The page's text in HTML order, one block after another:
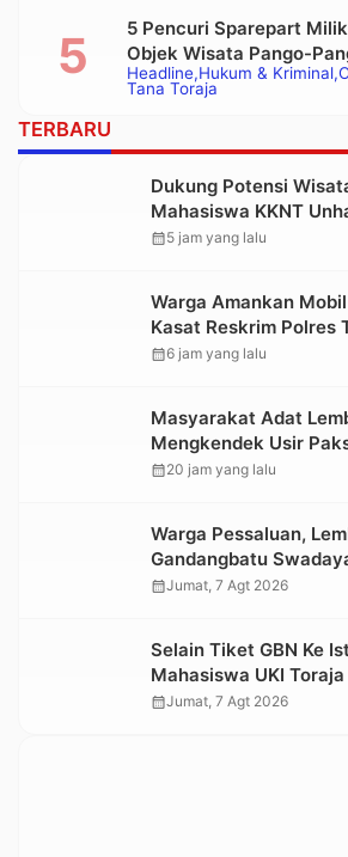
Headline Hukum & Kriminal
Tana Toraja
5 Pencuri Sparepart
Objek Wisata Pango-
Polisi
TERBARU
Dukung Potensi
Mahasiswa KKNT
Nonongan Utara
calendar_month5 jam yang lalu
Warga Amankan
Kasat Reskrim Polres
Proses Hukum
calendar_month6 jam yang lalu
Masyarakat Adat
Mengkendek Usir
yang Rusak Kawasan
calendar_month20 jam yang lalu
Warga Pessaluan,
Gandangbatu
Kabupaten
calendar_monthJumat, 7 Agt 2026
Selain Tiket GBN Ke
Mahasiswa UKI
Lolos ke Pekan Seni
calendar_monthJumat, 7 Agt 2026